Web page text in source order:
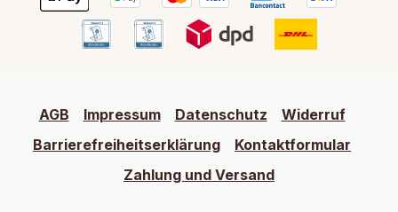
AGB Impressum Datenschutz
Widerruf
Barrierefreiheitserklärung
Kontaktformular
Zahlung und Versand